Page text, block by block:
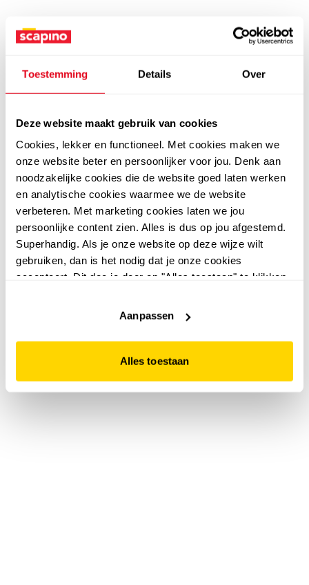
Toestemming Details Over
Deze website maakt gebruik van cookies
Cookies, lekker en functioneel. Met cookies maken we
onze website beter en persoonlijker voor jou. Denk aan
noodzakelijke cookies die de website goed laten werken
en analytische cookies waarmee we de website
verbeteren. Met marketing cookies laten we jou
persoonlijke content zien. Alles is dus op jou afgestemd.
Superhandig. Als je onze website op deze wijze wilt
gebruiken, dan is het nodig dat je onze cookies
accepteert. Dit doe je door op "Alles toestaan" te klikken.
website niet optimaal functioneert.
Aanpassen
Alles toestaan